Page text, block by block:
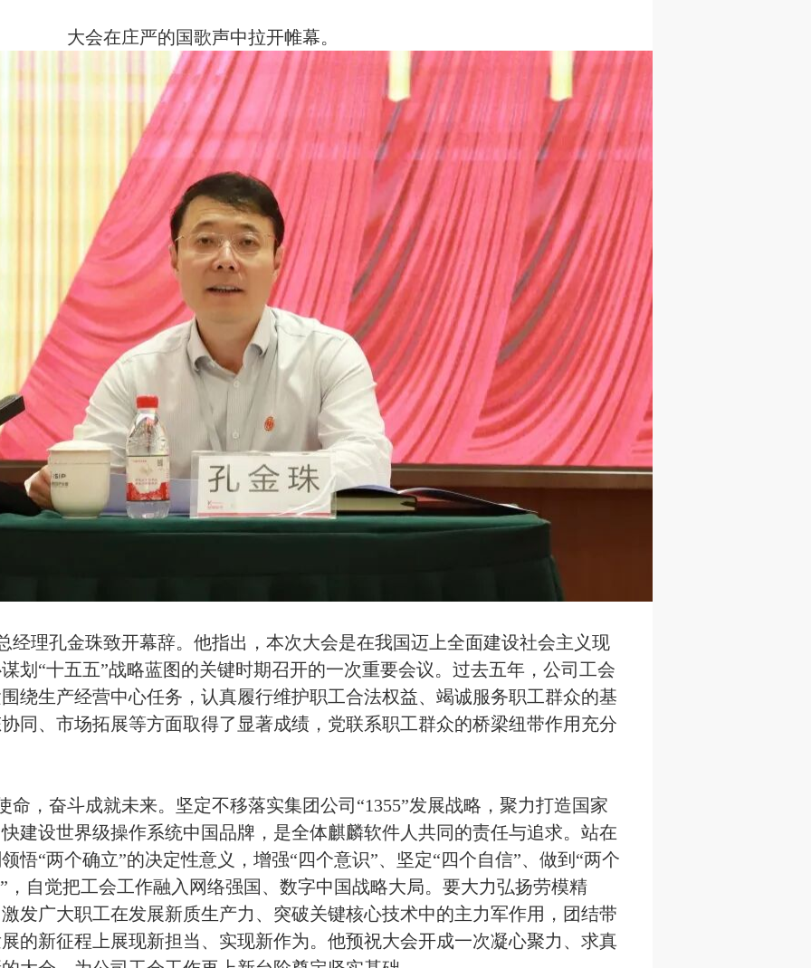
大会在庄严的国歌声中拉开帷幕。
经理孔金珠致开幕辞。他指出，本次大会是在我国迈上全面建设社会主义现
划“十五五”战略蓝图的关键时期召开的一次重要会议。过去五年，公司工会
绕生产经营中心任务，认真履行维护职工合法权益、竭诚服务职工群众的基
同、市场拓展等方面取得了显著成绩，党联系职工群众的桥梁纽带作用充分
命，奋斗成就未来。坚定不移落实集团公司“1355”发展战略，聚力打造国家
建设世界级操作系统中国品牌，是全体麒麟软件人共同的责任与追求。站在
悟“两个确立”的决定性意义，增强“四个意识”、坚定“四个自信”、做到“两个
，自觉把工会工作融入网络强国、数字中国战略大局。要大力弘扬劳模精
发广大职工在发展新质生产力、突破关键核心技术中的主力军作用，团结带
的新征程上展现新担当、实现新作为。他预祝大会开成一次凝心聚力、求真